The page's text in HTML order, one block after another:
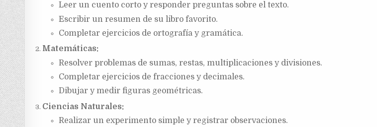
Leer un cuento corto y responder preguntas sobre el texto.
Escribir un resumen de su libro favorito.
Completar ejercicios de ortografía y gramática.
Matemáticas:
Resolver problemas de sumas, restas, multiplicaciones y divisiones.
Completar ejercicios de fracciones y decimales.
Dibujar y medir figuras geométricas.
Ciencias Naturales:
Realizar un experimento simple y registrar observaciones.